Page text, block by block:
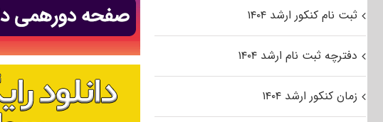
ثبت نام کنکور ارشد ۱۴۰۴
دفترچه ثبت نام ارشد ۱۴۰۴
زمان کنکور ارشد ۱۴۰۴